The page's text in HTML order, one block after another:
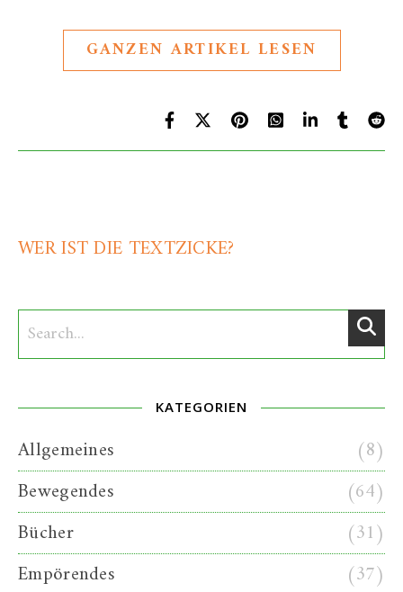
GANZEN ARTIKEL LESEN
WER IST DIE TEXTZICKE?
KATEGORIEN
Allgemeines
(8)
Bewegendes
(64)
Bücher
(31)
Empörendes
(37)